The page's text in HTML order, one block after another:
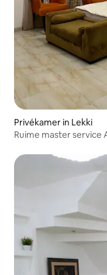
Privékamer in Lekki
Ruime master